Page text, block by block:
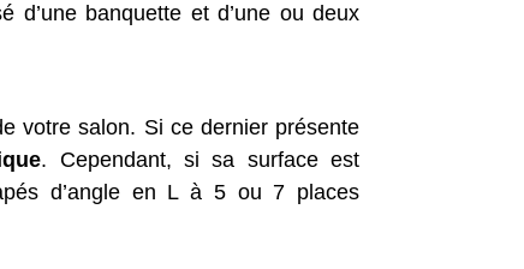
d’une banquette et d’une ou deux
votre salon. Si ce dernier présente
. Cependant, si sa surface est
d’angle en L à 5 ou 7 places